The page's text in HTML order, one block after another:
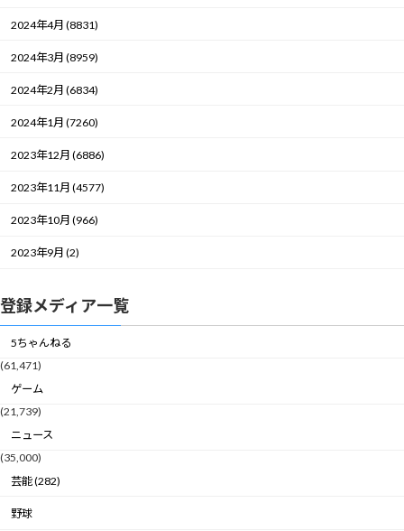
2024年4月 (8831)
2024年3月 (8959)
2024年2月 (6834)
2024年1月 (7260)
2023年12月 (6886)
2023年11月 (4577)
2023年10月 (966)
2023年9月 (2)
登録メディア一覧
5ちゃんねる
(61,471)
ゲーム
(21,739)
ニュース
(35,000)
芸能 (282)
野球